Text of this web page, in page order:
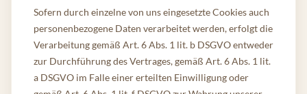
Sofern durch einzelne von uns eingesetzte Cookies auch
personenbezogene Daten verarbeitet werden, erfolgt die
Verarbeitung gemäß Art. 6 Abs. 1 lit. b DSGVO entweder
zur Durchführung des Vertrages, gemäß Art. 6 Abs. 1 lit.
a DSGVO im Falle einer erteilten Einwilligung oder